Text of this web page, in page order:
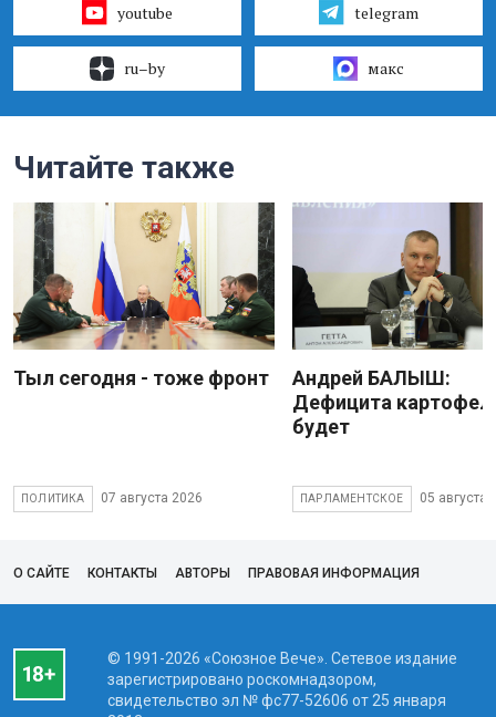
youtube telegram
ru–by макс
Читайте также
Тыл сегодня - тоже фронт
ПОЛИТИКА 07 августа 2026
Андрей БАЛЫШ:
Дефицита
будет
ПАРЛАМЕНТСКОЕ 05 августа
О САЙТЕ КОНТАКТЫ АВТОРЫ ПРАВОВАЯ ИНФОРМАЦИЯ
© 1991-2026 «Союзное Вече». Сетевое издание
зарегистрировано роскомнадзором,
свидетельство эл № фc77-52606 от 25 января